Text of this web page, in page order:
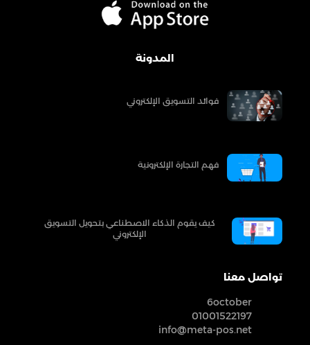
المدونة
فوائد التسويق الإلكتروني
فهم التجارة الإلكترونية
كيف يقوم الذكاء الاصطناعي بتحويل التسويق
الإلكتروني
تواصل معنا
6october
01001522197
info@meta-pos.net